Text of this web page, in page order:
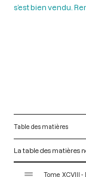
s’est bien vendu.
Table des matières
La table des matières